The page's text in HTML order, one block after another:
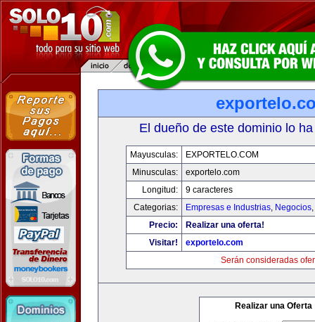
El dueño de este dominio lo
Mayusculas:
EXPORTELO.COM
Minusculas:
exportelo.com
Longitud:
9 caracteres
Categorias:
Empresas e Industrias, Negocios,
Precio:
Realizar una oferta!
Visitar!
exportelo.com
Serán consideradas
Realizar una Oferta